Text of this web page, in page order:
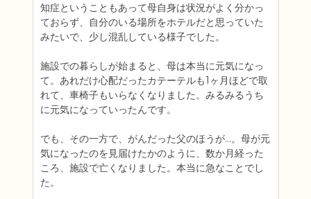
知症ということもあって母自身は状況がよく分かっ
ておらず、自分のいる場所をホテルだと思っていた
みたいで、少し混乱している様子でした。
施設での暮らしが始まると、母は本当に元気になっ
て。あれだけ心配だったカテーテルも1ヶ月ほどで取
れて、車椅子もいらなくなりました。みるみるうち
に元気になっていったんです。
でも、その一方で、がんだった父のほうが…。母が元
気になったのを見届けたかのように、数か月経った
ころ、施設で亡くなりました。本当に急なことでし
た。